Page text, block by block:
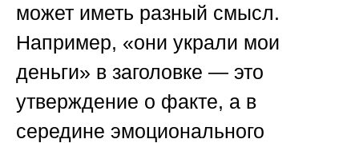
может иметь разный смысл.
Например, «они украли мои
деньги» в заголовке — это
утверждение о факте, а в
середине эмоционального